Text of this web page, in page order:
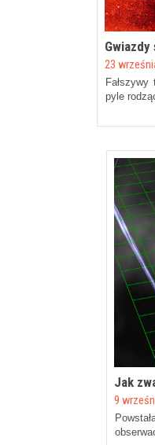
Posted on
23
pyle
Jak
Posted
9